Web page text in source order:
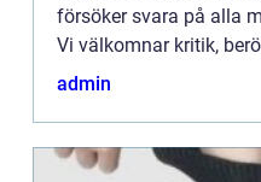
försöker svara på alla
Vi välkomnar kritik,
kommentarer till
admin